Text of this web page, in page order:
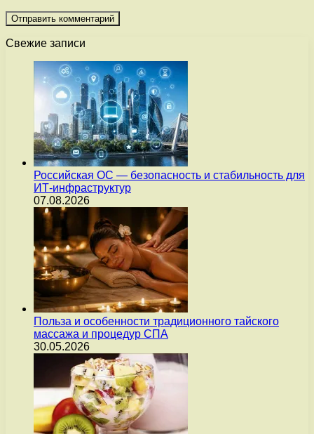
Свежие записи
Российская ОС — безопасность и стабильность для
ИТ-инфраструктур
07.08.2026
Польза и особенности традиционного тайского
массажа и процедур СПА
30.05.2026